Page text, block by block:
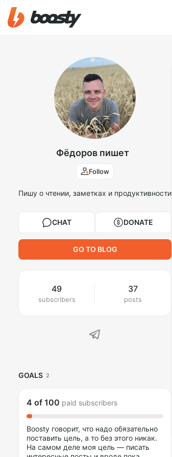
Фёдоров пишет
Follow
Пишу о чтении, заметках и продуктивности
CHAT DONATE
GO TO BLOG
49
subscribers
37
posts
GOALS 2
4 of 100 paid subscribers
Boosty говорит, что надо обязательно
поставить цель, а то без этого никак.
На самом деле моя цель — писать